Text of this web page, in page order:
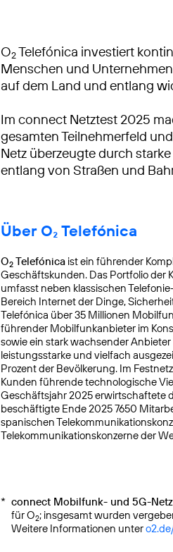
O2Telefónica investiert
Menschen und
auf dem Land und entlang
Im connect Netztest 2025
gesamten Teilnehmerfeld
Netz überzeugte durch
entlang von Straßen und
Über O₂ Telefónica
O2 Telefónica ist ein führender
Geschäftskunden. Das Portfolio der
umfasst neben klassischen
Bereich Internet der Dinge,
Telefónica über 35 Millionen
führender Mobilfunkanbieter im
sowie ein stark wachsender
leistungsstarke und vielfach
Prozent der Bevölkerung. Im
Kunden führende technologische
Geschäftsjahr 2025 erwirtschaftete
beschäftigte Ende 2025 7650
spanischen
Telekommunikationskonzerne der
* connect Mobilfunk- und 5G-
für O2; insgesamt wurden
Weitere Informationen unter